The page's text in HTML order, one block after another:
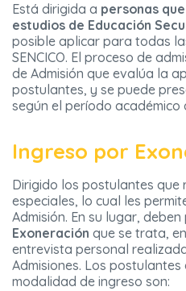
Está dirigida a personas
estudios de Educación
posible aplicar para todas
SENCICO. El proceso de
de Admisión que evalúa la
postulantes, y se puede
según el período académico
Ingreso por
Dirigido los postulantes que
especiales, lo cual les
Admisión. En su lugar, deben
Exoneración que se trata,
entrevista personal
Admisiones. Los
modalidad de ingreso son: